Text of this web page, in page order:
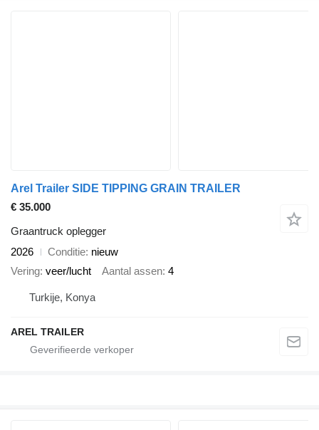
Arel Trailer SIDE TIPPING GRAIN TRAILER
€ 35.000
Graantruck oplegger
2026
Conditie nieuw
Vering veer/lucht Aantal assen 4
Turkije, Konya
AREL TRAILER